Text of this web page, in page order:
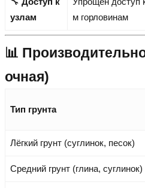
узлам
м горловинам
📊
очная)
Тип грунта
Лёгкий грунт (суглинок, песок)
Средний грунт (глина, суглинок)